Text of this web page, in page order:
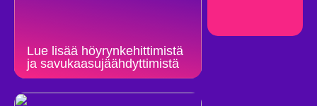
Lue lisää höyrynkehittimistä
ja savukaasujäähdyttimistä